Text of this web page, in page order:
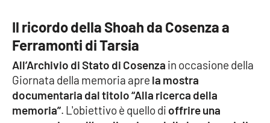
RUBRICHE
Good Morning Vietnam
Il ricordo della Shoah da Cosenza a
Ferramonti di Tarsia
All’Archivio di Stato di Cosenza in occasione della
Giornata della memoria apre la mostra
documentaria dal titolo “Alla ricerca della
memoria”. L'obiettivo è quello di offrire una